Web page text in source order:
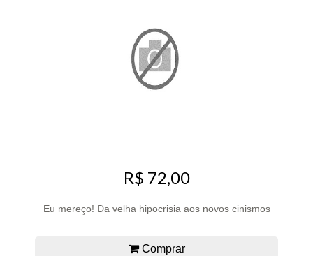
R$ 72,00
Eu mereço! Da velha hipocrisia aos novos cinismos
Comprar